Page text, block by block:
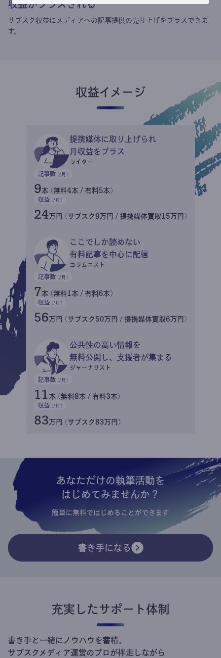
収益がプラスされる
サブスク収益にメディアへの記事提供の売り上げをプラスできま
す。
収益イメージ
提携媒体に取り上げられ
月収益をプラス
ライター
記事数 (/月)
9本 (無料4本 / 有料5本)
収益 (/月)
24万円 (サブスク9万円 / 提携媒体買取15万円)
ここでしか読めない
有料記事を中心に配信
コラムニスト
記事数 (/月)
7本 (無料1本 / 有料6本)
収益 (/月)
56万円 (サブスク50万円 / 提携媒体買取6万円)
公共性の高い情報を
無料公開し、支援者が集まる
ジャーナリスト
記事数 (/月)
11 本 (無料8本 / 有料3本)
収益 (/月)
83万円 (サブスク83万円)
あなただけの執筆活動を
はじめてみませんか？
簡単に無料ではじめることができます
書き手になる
充実したサポート体制
書き手と一緒にノウハウを蓄積。
サブスクメディア運営のプロが伴走しながら